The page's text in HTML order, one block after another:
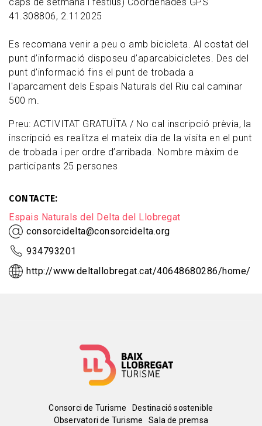
41.308806, 2.112025
Es recomana venir a peu o amb bicicleta. Al costat del
punt d’informació disposeu d’aparcabicicletes. Des del
punt d’informació fins el punt de trobada a
l'aparcament dels Espais Naturals del Riu cal caminar
500 m.
Preu: ACTIVITAT GRATUÏTA / No cal inscripció prèvia, la
inscripció es realitza el mateix dia de la visita en el punt
de trobada i per ordre d’arribada. Nombre màxim de
participants 25 persones
CONTACTE
Espais Naturals del Delta del Llobregat
consorcidelta@consorcidelta.org
934793201
http://www.deltallobregat.cat/40648680286/home/
MenúConsorci de Turisme
Destinació sostenible
Observatori de Turisme
Sala de premsa